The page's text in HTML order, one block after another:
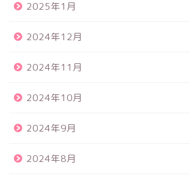
2025年1月
2024年12月
2024年11月
2024年10月
2024年9月
2024年8月